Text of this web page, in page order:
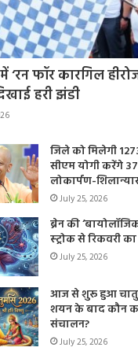
‘रन फॉर कारगिल
हरी झंडी
जिले को मिलेगी
सीएम योगी करेंगे
लोकार्पण-
July 25, 2026
ब्रेन की
स्ट्रोक से रिकवरी
July 25, 2026
आज से शुरू हुआ
शयन के बाद कौन
संचालन?
July 25, 2026